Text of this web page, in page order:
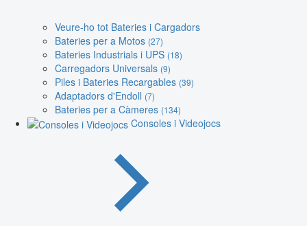
Veure-ho tot Bateries i Cargadors
Bateries per a Motos (27)
Bateries Industrials i UPS (18)
Carregadors Universals (9)
Piles i Bateries Recargables (39)
Adaptadors d'Endoll (7)
Bateries per a Càmeres (134)
Consoles i Videojocs